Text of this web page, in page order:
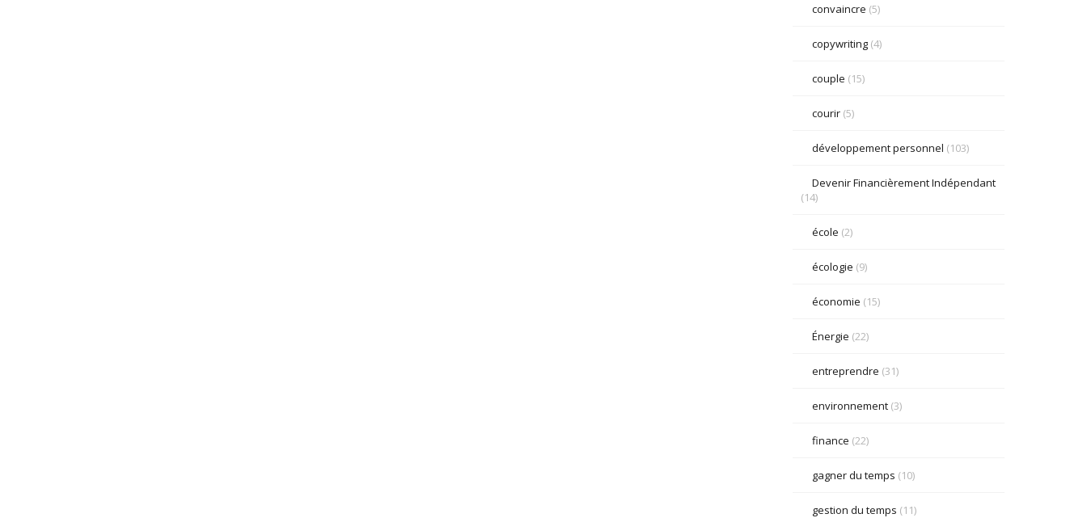
convaincre (5)
copywriting(4)
couple (15)
courir(5)
développement personnel (103)
Devenir Financièrement Indépendant
(14)
école (2)
écologie (9)
économie (15)
Énergie (22)
entreprendre (31)
environnement(3)
finance (22)
gagner du temps (10)
gestion du temps (11)